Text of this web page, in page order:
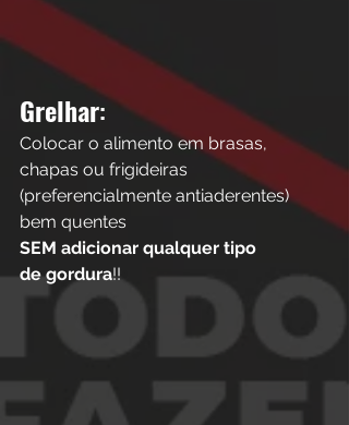
Grelhar:
Colocar o alimento em brasas,
chapas ou frigideiras
(preferencialmente antiaderentes)
bem quentes
SEM adicionar qualquer tipo
de gordura!!